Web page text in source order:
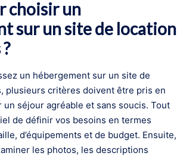
choisir un
sur un site de location
un hébergement sur un site de
plusieurs critères doivent être pris en
séjour agréable et sans soucis. Tout
de définir vos besoins en termes
d’équipements et de budget. Ensuite,
les photos, les descriptions